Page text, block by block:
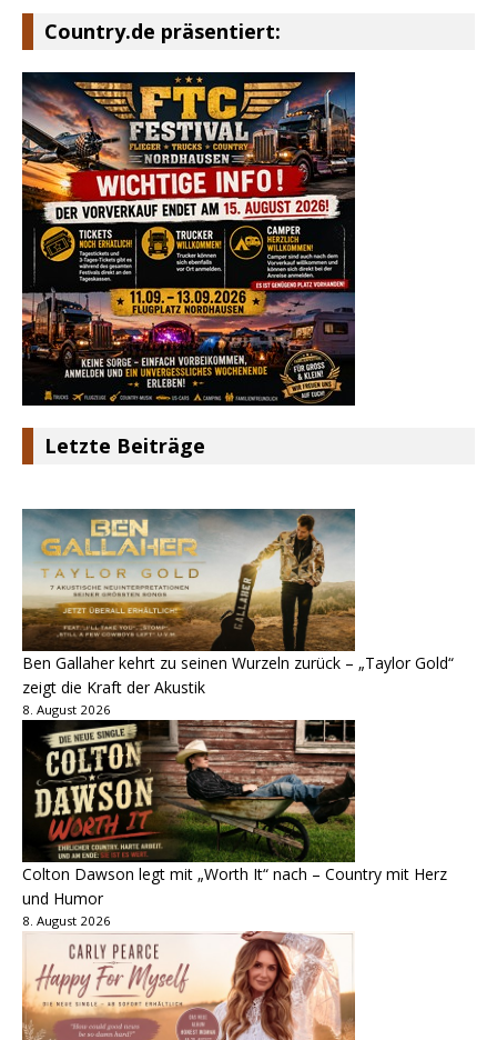
Country.de präsentiert:
Letzte Beiträge
Ben Gallaher kehrt zu seinen Wurzeln zurück – „Taylor Gold“
zeigt die Kraft der Akustik
8. August 2026
Colton Dawson legt mit „Worth It“ nach – Country mit Herz
und Humor
8. August 2026